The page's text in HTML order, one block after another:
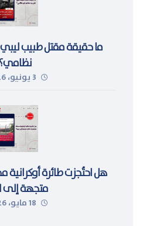
ما حقيقة مقتل طبيب
3 يونيو، 2026
هل احتُجزت طائرة أوكرانية
متجهة إلى
18 مايو، 2026